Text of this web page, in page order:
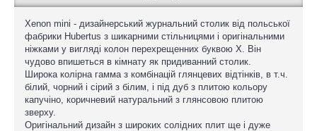
Xenon mini - дизайнерський журнальний столик від польської
фабрики Hubertus з шикарними стільницями і оригінальними
ніжками у вигляді колон перехрещенних буквою Х. Він
чудово впишеться в кімнату як придиванний столик.
Широка колірна гамма з комбінацій глянцевих відтінків, в т.ч.
білий, чорний і сірий з білим, і під дуб з плитою кольору
капучіно, коричневий натуральний з глянсовою плитою
зверху.
Оригінальний дизайн з широких солідних плит ще і дуже